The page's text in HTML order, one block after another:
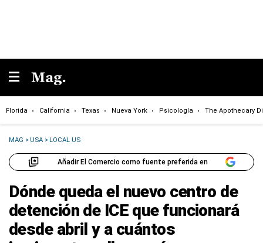
Florida California Texas Nueva York Psicología The Apothecary
MAG >USA >LOCAL US
Añadir El Comercio como fuente preferida en
Dónde queda el nuevo centro de
detención de ICE que funcionará
desde abril y a cuántos